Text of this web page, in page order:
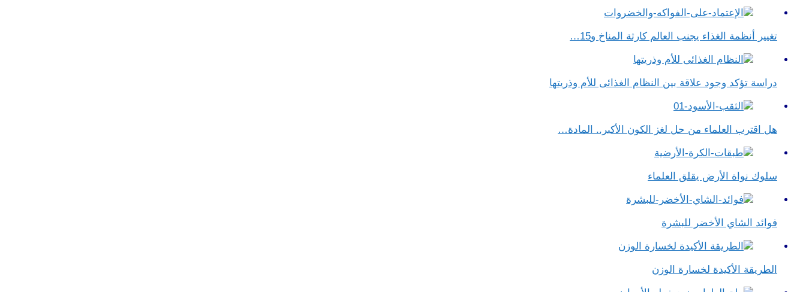
تغيير أنظمة الغذاء يجنب العالم كارثة المناخ و15…
دراسة تؤكد وجود علاقة بين النظام الغذائى للأم وذريتها
هل اقترب العلماء من حل لغز الكون الأكبر.. المادة…
سلوك نواة الأرض يقلق العلماء
فوائد الشاي الأخضر للبشرة
الطريقة الأكيدة لخسارة الوزن